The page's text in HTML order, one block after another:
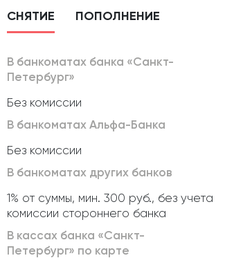
СНЯТИЕ ПОПОЛНЕНИЕ
В банкоматах банка «Санкт-
Петербург»
Без комиссии
В банкоматах Альфа-Банка
Без комиссии
В банкоматах других банков
1% от суммы, мин. 300 руб., без учета
комиссии стороннего банка
В кассах банка «Санкт-
Петербург» по карте